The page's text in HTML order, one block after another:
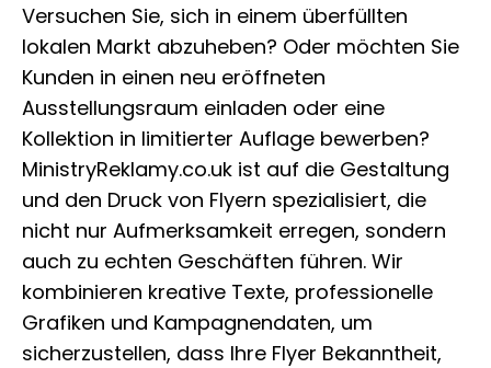
Versuchen Sie, sich in einem überfüllten
lokalen Markt abzuheben? Oder möchten Sie
Kunden in einen neu eröffneten
Ausstellungsraum einladen oder eine
Kollektion in limitierter Auflage bewerben?
MinistryReklamy.co.uk ist auf die Gestaltung
und den Druck von Flyern spezialisiert, die
nicht nur Aufmerksamkeit erregen, sondern
auch zu echten Geschäften führen. Wir
kombinieren kreative Texte, professionelle
Grafiken und Kampagnendaten, um
sicherzustellen, dass Ihre Flyer Bekanntheit,